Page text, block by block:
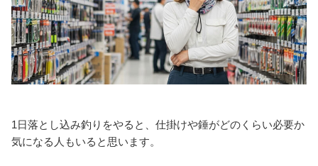
1日落とし込み釣りをやると、仕掛けや錘がどのくらい必要か
気になる人もいると思います。